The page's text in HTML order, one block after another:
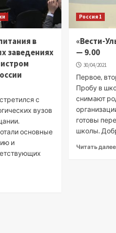
в
заведениях
с
вузов
основные
и
Россия 1
«Вести-
— 9.00
30/04/2021
Первое,
Пробу в
снимают
готовы
школы.
Читать далее